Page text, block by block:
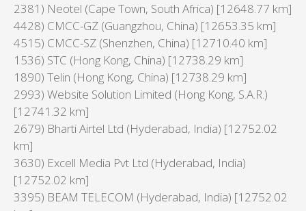
2381) Neotel (Cape Town, South Africa) [12648.77 km]
4428) CMCC-GZ (Guangzhou, China) [12653.35 km]
4515) CMCC-SZ (Shenzhen, China) [12710.40 km]
1536) STC (Hong Kong, China) [12738.29 km]
1890) Telin (Hong Kong, China) [12738.29 km]
2993) Website Solution Limited (Hong Kong, S.A.R.)
[12741.32 km]
2679) Bharti Airtel Ltd (Hyderabad, India) [12752.02
km]
3630) Excell Media Pvt Ltd (Hyderabad, India)
[12752.02 km]
3395) BEAM TELECOM (Hyderabad, India) [12752.02